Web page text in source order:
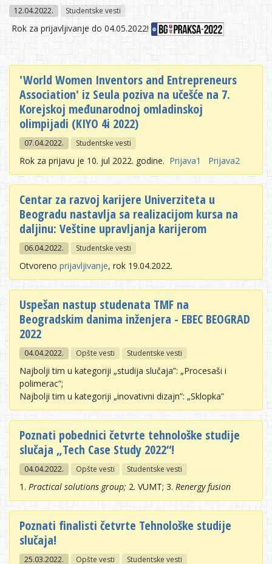
12.04.2022. Studentske vesti
Rok za prijavljivanje do 04.05.2022!
'World Women Inventors and Entrepreneurs
Association' iz Seula poziva na učešće na 7.
Korejskoj međunarodnoj omladinskoj
olimpijadi (KIYO 4i 2022)
07.04.2022. Studentske vesti
Rok za prijavu je 10. jul 2022. godine. Prijava1 Prijava2
Centar za razvoj karijere Univerziteta u
Beogradu nastavlja sa realizacijom kursa na
daljinu: Veštine upravljanja karijerom
06.04.2022. Studentske vesti
Otvoreno prijavljivanje, rok 19.04.2022.
Uspešan nastup studenata TMF na
Beogradskim danima inženjera - EBEC BEOGRAD
2022
04.04.2022. Opšte vesti Studentske vesti
Najbolji tim u kategoriji „studija slučaja”: „Procesaši i
polimerac”;
Najbolji tim u kategoriji „inovativni dizajn”: „Sklopka”
Poznati pobednici četvrte tehnološke studije
slučaja „Tech Case Study 2022“!
04.04.2022. Opšte vesti Studentske vesti
1. Practical solutions group; 2. VUMT; 3. Renergy fusion
Poznati finalisti četvrte Tehnološke studije
slučaja!
25.03.2022. Opšte vesti Studentske vesti